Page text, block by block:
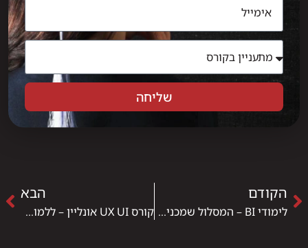
שליחה
הקודם
לימודי BI – המסלול שמכניס אותך לעומק הנתונים, העסק והקריירה הטכנולוגית
הבא
קורס UX UI אונליין – ללמוד מרחוק, ליצור מקרוב, ולהיכנס למקצוע המבוקש בהייטק